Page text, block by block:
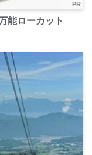
PR
能ローカット